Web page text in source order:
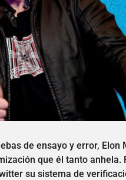
de ensayo y error,
que él tanto
su sistema de